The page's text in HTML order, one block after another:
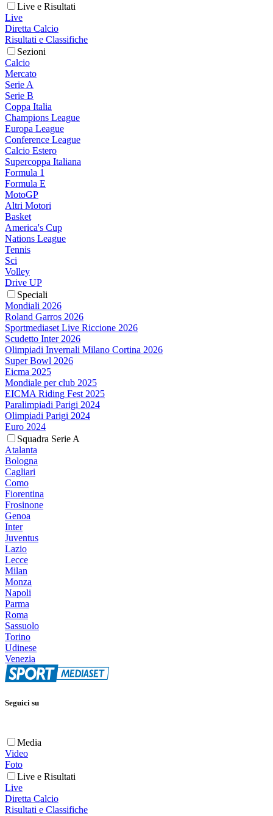
Live e Risultati
Live
Diretta Calcio
Risultati e Classifiche
Sezioni
Calcio
Mercato
Serie A
Serie B
Coppa Italia
Champions League
Europa League
Conference League
Calcio Estero
Supercoppa Italiana
Formula 1
Formula E
MotoGP
Altri Motori
Basket
America's Cup
Nations League
Tennis
Sci
Volley
Drive UP
Speciali
Mondiali 2026
Roland Garros 2026
Sportmediaset Live Riccione 2026
Scudetto Inter 2026
Olimpiadi Invernali Milano Cortina 2026
Super Bowl 2026
Eicma 2025
Mondiale per club 2025
EICMA Riding Fest 2025
Paralimpiadi Parigi 2024
Olimpiadi Parigi 2024
Euro 2024
Squadra Serie A
Atalanta
Bologna
Cagliari
Como
Fiorentina
Frosinone
Genoa
Inter
Juventus
Lazio
Lecce
Milan
Monza
Napoli
Parma
Roma
Sassuolo
Torino
Udinese
Venezia
Seguici su
Media
Video
Foto
Live e Risultati
Live
Diretta Calcio
Risultati e Classifiche